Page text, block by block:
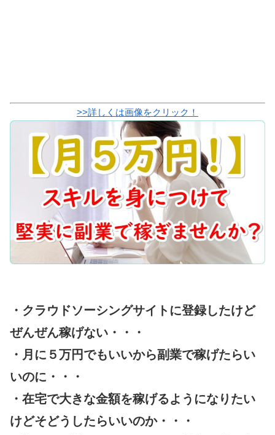
>>詳しくは画像をクリック！
・クラウドソーシングサイトに登録したけど
ぜんぜん稼げない・・・
・月に５万円でもいいから副業で稼げたらい
いのに・・・
・在宅で大きな金額を稼げるようになりたい
けどそどうしたらいいのか・・・